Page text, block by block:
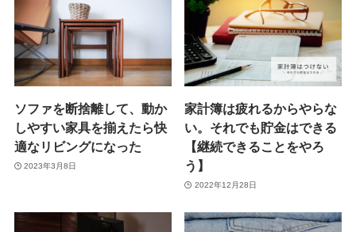
ソファを断捨離して、動か
しやすい家具を揃えたら快
適なリビングになった
2023年3月8日
家計簿は疲れるからやらな
い。それでも貯金はできる
【継続できることをやろ
う】
2022年12月28日